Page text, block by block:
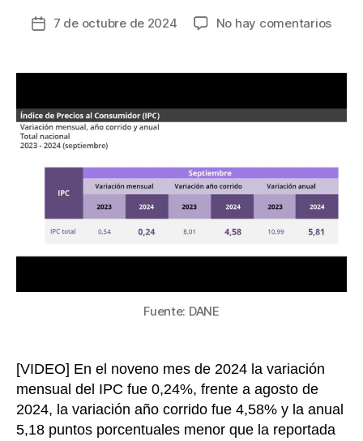
Fecha
entrada
7 de octubre de 2024 No hay comentariosen
anual
llegó
a
la
baja
Fuente: DANE
[VIDEO] En el noveno mes de 2024 la variación
mensual del IPC fue 0,24%, frente a agosto de
2024, la variación año corrido fue 4,58% y la anual
5,18 puntos porcentuales menor que la reportada